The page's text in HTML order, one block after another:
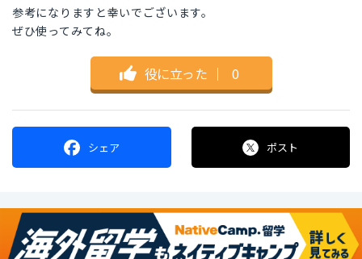
参考になりますと幸いでございます。
ぜひ使ってみてね。
役に立った ｜ 0
シェア ポスト